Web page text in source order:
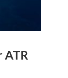
ATR